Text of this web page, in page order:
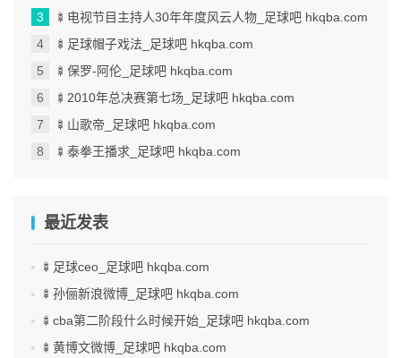
🍢电视节目主持人30年年度风云人物_足球吧 hkqba.com
🍢足球帽子戏法_足球吧 hkqba.com
🍢保罗-阿伦_足球吧 hkqba.com
🍢2010年总决赛第七场_足球吧 hkqba.com
🍢山歌帝_足球吧 hkqba.com
🍢泰拳王播求_足球吧 hkqba.com
最近发表
🍢足球ceo_足球吧 hkqba.com
🍢孙俪新浪微博_足球吧 hkqba.com
🍢cba第二阶段什么时候开始_足球吧 hkqba.com
🍢黄博文微博_足球吧 hkqba.com